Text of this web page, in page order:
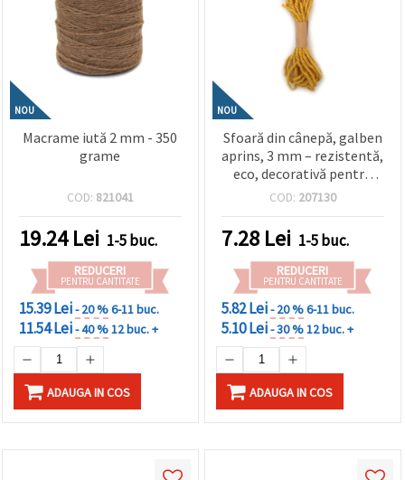
NOU
Macrame iută 2 mm - 350
grame
COD: 821041
19.24Lei 1-5 buc.
REDUCERI
PENTRU CANTITATE
15.39 Lei- 20 %6-11 buc.
11.54 Lei- 40 %12 buc. +
ADAUGA IN COS
NOU
Sfoară din cânepă, galben
aprins, 3 mm – rezistentă,
eco, decorativă pentru
hobby, DIY & handmade,
COD: 207130
7.28 Lei 1-5 buc.
REDUCERI
PENTRU CANTITATE
5.82 Lei- 20 %6-11 buc.
5.10 Lei- 30 %12 buc. +
ADAUGA IN COS